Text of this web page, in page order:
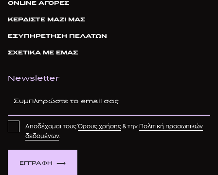
ONLINE ΑΓΟΡΕΣ
ΚΕΡΔΙΣΤΕ ΜΑΖΙ ΜΑΣ
ΕΞΥΠΗΡΕΤΗΣΗ ΠΕΛΑΤΩΝ
ΣΧΕΤΙΚΑ ΜΕ ΕΜΑΣ
Newsletter
ΕΓΓΡΑΦΗ
Αποδέχομαι τουςΌρους χρήσης & την Πολιτική προσωπικών
δεδομένων.